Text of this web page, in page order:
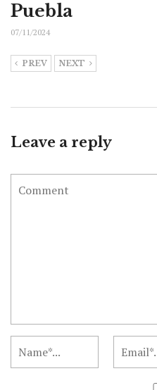
Puebla
07/11/2024
PREV NEXT
Leave a reply